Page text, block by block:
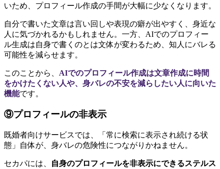
いため、プロフィール作成の手間が大幅に少なくなります。
自分で書いた文章は言い回しや表現の癖が出やすく、身近な
人に気づかれるかもしれません。一方、AIでのプロフィー
ル生成は自身で書くのとは文体が変わるため、知人にバレる
可能性を減らせます。
このことから、 AIでのプロフィール作成は文章作成に時間
をかけたくない人や、身バレの不安を減らしたい人に向いた
機能です。
⑨プロフィールの非表示
既婚者向けサービスでは、「常に検索に表示され続ける状
態」自体が、身バレの危険性につながりかねません。
セカパには、
自身のプロフィールを非表示にできるステルス